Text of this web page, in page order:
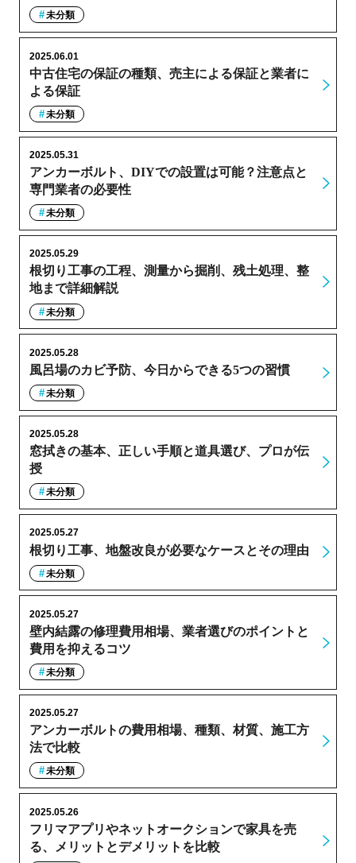
未分類
中古住宅の保証の種類、売主による保証と業者に
よる保証
2025.06.01
未分類
アンカーボルト、DIYでの設置は可能？注意点と
専門業者の必要性
2025.05.31
未分類
根切り工事の工程、測量から掘削、残土処理、整
地まで詳細解説
2025.05.29
未分類
風呂場のカビ予防、今日からできる5つの習慣
2025.05.28
未分類
窓拭きの基本、正しい手順と道具選び、プロが伝
授
2025.05.28
未分類
根切り工事、地盤改良が必要なケースとその理由
2025.05.27
未分類
壁内結露の修理費用相場、業者選びのポイントと
費用を抑えるコツ
2025.05.27
未分類
アンカーボルトの費用相場、種類、材質、施工方
法で比較
2025.05.27
未分類
フリマアプリやネットオークションで家具を売
る、メリットとデメリットを比較
2025.05.26